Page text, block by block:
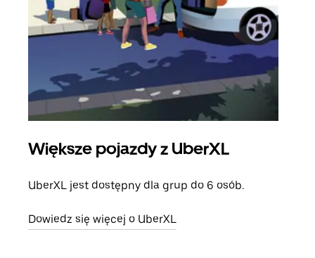
Większe pojazdy z UberXL
UberXL jest dostępny dla grup do 6 osób.
Dowiedz się więcej o UberXL